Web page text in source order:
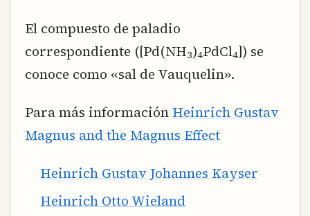
El compuesto de paladio
correspondiente ([Pd(NH3)4PdCl4]) se
conoce como «sal de Vauquelin».
Para más información Heinrich Gustav
Magnus and the Magnus Effect
Heinrich Gustav Johannes Kayser
Heinrich Otto Wieland